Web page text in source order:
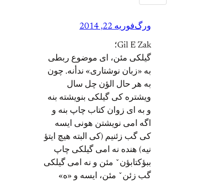
ورگفوریه 22, 2014
Gil E Zak؛
گیلکی مئن، ای موضوع ربطی
به «زبان نوشتاری» ندأنه. چون
به هر حال الؤن چل سال
ویشتره کی گیلکی بنویشته بنه
و به ای زوان کتاب چاپ بنه و
اگه امی نویشتن هونی ایسه
کی گب زئنیم (کی البته هیچ ایتؤ
نیه) هنده نه امی گیلکی چاپ
ببؤکتابؤنˇ مئن و نه امی گیلکی
گب زئنˇ مئن، ایسه و «ه»